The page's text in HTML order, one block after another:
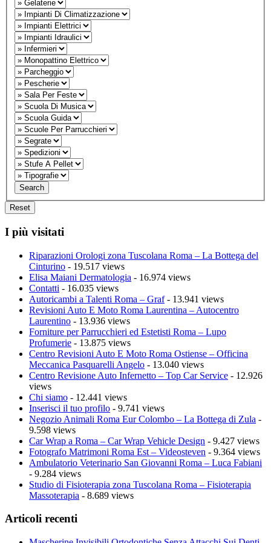
I più visitati
Riparazioni Orologi zona Tuscolana Roma – La Bottega del
Cinturino - 19.517 views
Elisa Maiani Dermatologia - 16.974 views
Contatti - 16.035 views
Autoricambi a Talenti Roma – Graf- 13.941 views
Revisioni Auto E Moto Roma Laurentina – Autocentro
Laurentino - 13.936 views
Forniture per Parrucchieri ed Estetisti Roma – Lupo
Profumerie - 13.875 views
Centro Revisioni Auto E Moto Roma Ostiense – Officina
Meccanica Pasquarelli Angelo - 13.040 views
Centro Revisione Auto Infernetto – Top Car Service - 12.926
views
Chi siamo - 12.441 views
Inserisci il tuo profilo - 9.741 views
Negozio Animali Roma Eur Colombo – La Bottega di Zula -
9.598 views
Car Wrap a Roma – Car Wrap Vehicle Design - 9.427 views
Fotografo Matrimoni Roma Est – Videosteven - 9.364 views
Ambulatorio Veterinario San Giovanni Roma – Luca Fabiani
- 9.284 views
Studio di Fisioterapia zona Tuscolana Roma – Fisioterapia
Massoterapia - 8.689 views
Articoli recenti